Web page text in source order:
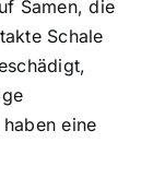
Samen, die
Schale
eine